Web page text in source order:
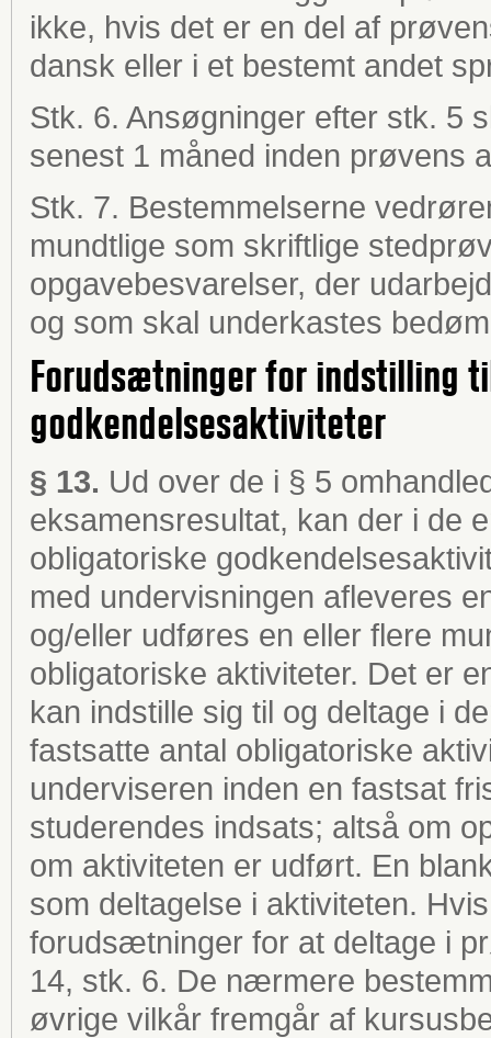
ikke, hvis det er en del af
dansk eller i et bestemt andet
Stk. 6. Ansøgninger efter stk. 5
senest 1 måned inden prøvens
Stk. 7. Bestemmelserne
mundtlige som skriftlige
opgavebesvarelser, der
og som skal underkastes
Forudsætninger for indstilling
godkendelsesaktiviteter
§ 13. Ud over de i § 5
eksamensresultat, kan der i de
obligatoriske
med undervisningen afleveres
og/eller udføres en eller flere
obligatoriske aktiviteter. Det er
kan indstille sig til og deltage i
fastsatte antal obligatoriske
underviseren inden en fastsat
studerendes indsats; altså om
om aktiviteten er udført. En
som deltagelse i aktiviteten.
forudsætninger for at deltage i
14, stk. 6. De nærmere
øvrige vilkår fremgår af